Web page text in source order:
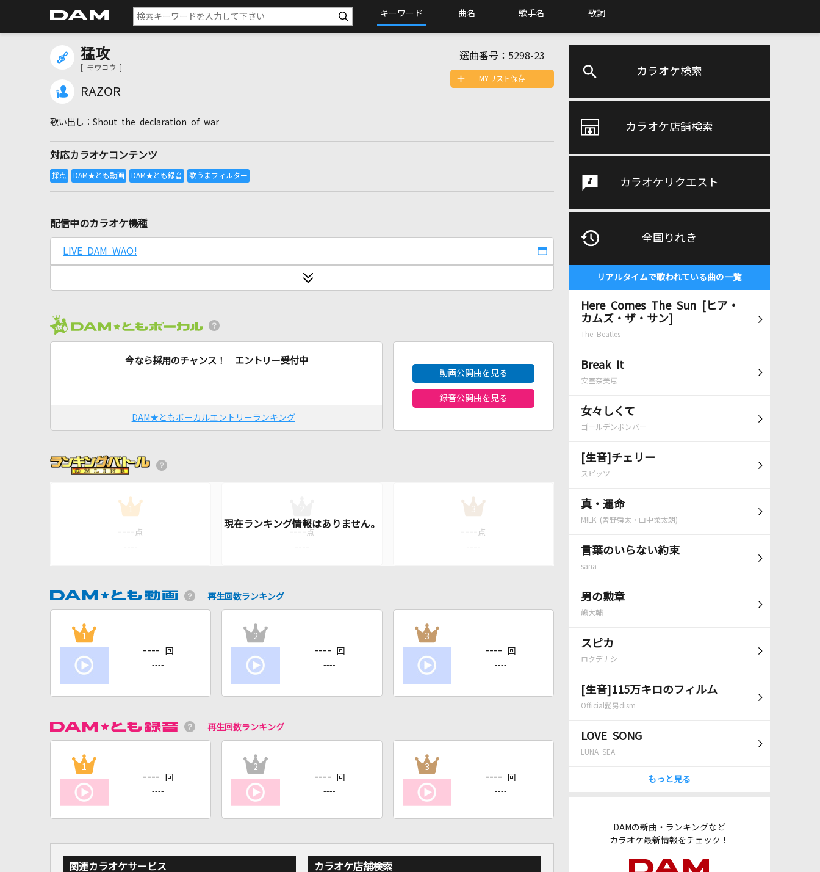
キーワード 曲名 歌手名 歌詞
カラオケ検索
カラオケ店舗検索
カラオケリクエスト
全国りれき
リアルタイムで歌われている曲の一覧
Here Comes The Sun [ヒア・
カムズ・ザ・サン]
The Beatles
Break It
安室奈美恵
女々しくて
ゴールデンボンバー
[生音]チェリー
スピッツ
真・運命
M!LK (曽野舜太・山中柔太朗)
言葉のいらない約束
sana
男の勲章
嶋大輔
スピカ
ロクデナシ
[生音]115万キロのフィルム
Official髭男dism
LOVE SONG
LUNA SEA
もっと見る
DAMの新曲・ランキングなど
カラオケ最新情報をチェック！
猛攻
[ モウコウ ]
RAZOR
選曲番号： 5298-23
Shout the declaration of war
対応カラオケコンテンツ
MYリスト保存
配信中のカラオケ機種
LIVE DAM WAO!
今なら採用のチャンス！ エントリー受付中
DAM★ともボーカルエントリーランキング
動画公開曲を見る
録音公開曲を見る
1
---- 点
----
---- 点
----
3
---- 点
----
再生回数ランキング
1
---- 回
----
2
---- 回
----
3
---- 回
----
再生回数ランキング
1
---- 回
----
2
---- 回
----
3
---- 回
----
関連カラオケサービス カラオケ店舗検索